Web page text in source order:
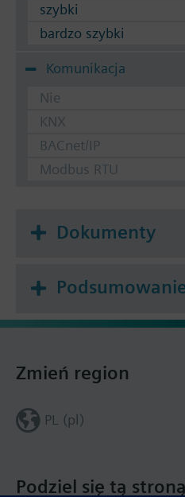
szybki
bardzo szybki
Komunikacja
Nie
KNX
BACnet/IP
Modbus RTU
Dokumenty
Podziel się tą
Zmień region
PL (pl)